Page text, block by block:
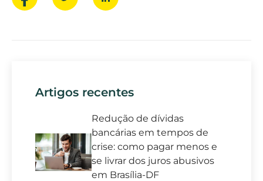
Artigos recentes
Redução de dívidas
bancárias em tempos de
crise: como pagar menos e
se livrar dos juros abusivos
em Brasília-DF